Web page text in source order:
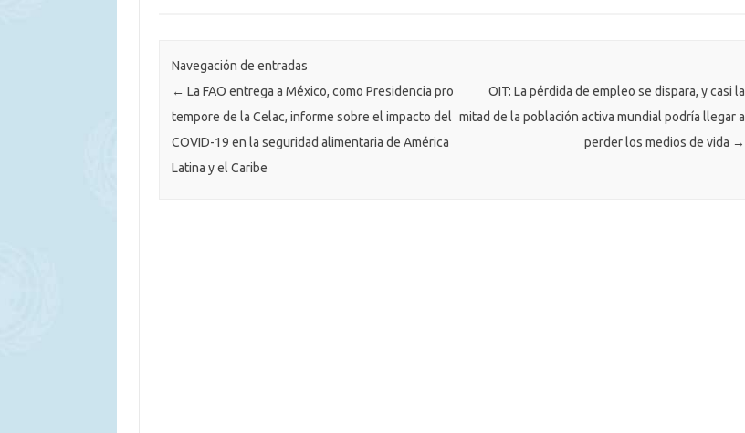
Navegación de entradas
← La FAO entrega a México, como Presidencia pro
tempore de la Celac, informe sobre el impacto del
COVID-19 en la seguridad alimentaria de América
Latina y el Caribe
OIT: La pérdida de empleo se dispara, y casi la
mitad de la población activa mundial podría llegar a
perder los medios de vida →